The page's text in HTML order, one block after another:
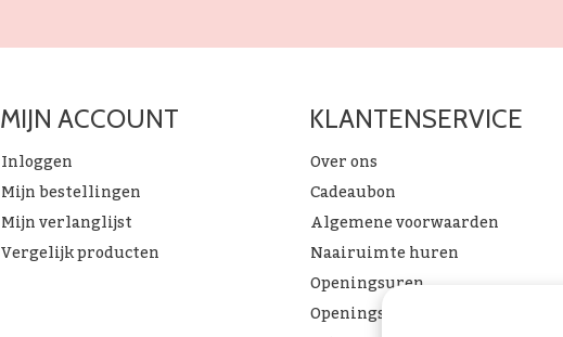
MIJN ACCOUNT
Inloggen
Mijn bestellingen
Mijn verlanglijst
Vergelijk producten
KLANTENSERVICE
Over ons
Cadeaubon
Algemene voorwaarden
Naairuimte huren
Openingsuren
Openingsuren & verlof